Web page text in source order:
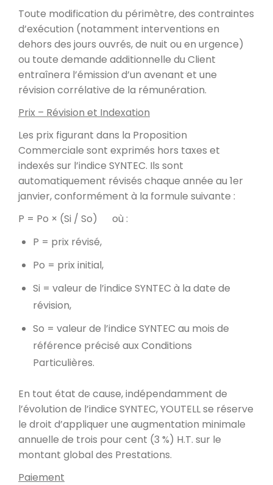
Toute modification du périmètre, des contraintes
d’exécution (notamment interventions en
dehors des jours ouvrés, de nuit ou en urgence)
ou toute demande additionnelle du Client
entraînera l’émission d’un avenant et une
révision corrélative de la rémunération.
Prix – Révision et Indexation
Les prix figurant dans la Proposition
Commerciale sont exprimés hors taxes et
indexés sur l’indice SYNTEC. Ils sont
automatiquement révisés chaque année au 1er
janvier, conformément à la formule suivante :
P = Po × (Si / So) où :
P = prix révisé,
Po = prix initial,
Si = valeur de l’indice SYNTEC à la date de
révision,
So = valeur de l’indice SYNTEC au mois de
référence précisé aux Conditions
Particulières.
En tout état de cause, indépendamment de
l’évolution de l’indice SYNTEC, YOUTELL se réserve
le droit d’appliquer une augmentation minimale
annuelle de trois pour cent (3 %) H.T. sur le
montant global des Prestations.
Paiement